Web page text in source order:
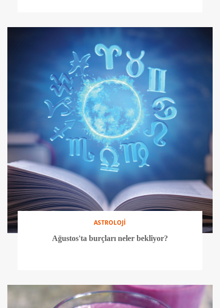
ASTROLOJİ
Ağustos'ta burçları neler bekliyor?